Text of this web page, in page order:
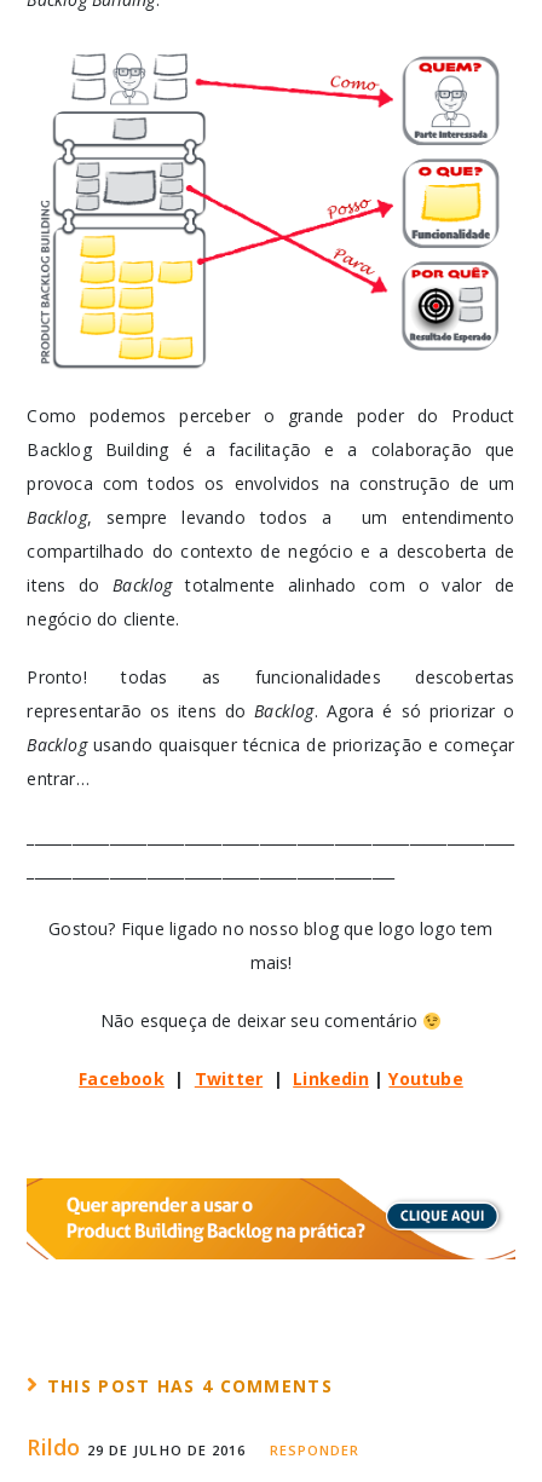
Como podemos perceber o grande poder do Product
Backlog Building é a facilitação e a colaboração que
provoca com todos os envolvidos na construção de um
Backlog, sempre levando todos a um entendimento
compartilhado do contexto de negócio e a descoberta de
itens doBacklogtotalmente alinhado com o valor de
negócio do cliente.
Pronto! todas as funcionalidades descobertas
representarão os itens doBacklog. Agora é só priorizar o
Backlogusando quaisquer técnica de priorização e começar
entrar…
Gostou? Fique ligado no nosso blog que logo logo tem
mais!
Não esqueça de deixar seu comentário
Facebook| Twitter | Linkedin|Youtube
THIS POST HAS 4 COMMENTS
Rildo 29 DE JULHO DE 2016 RESPONDER